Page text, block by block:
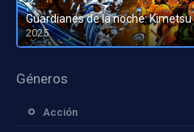
2025
HD 1080pHD 720p
Géneros
Acción